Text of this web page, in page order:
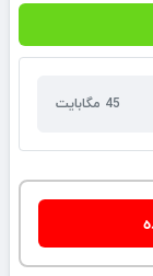
45 مگابایت